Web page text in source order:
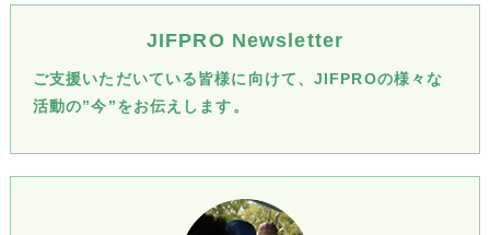
JIFPRO Newsletter
ご支援いただいている皆様に向けて、JIFPROの様々な
活動の”今”をお伝えします。